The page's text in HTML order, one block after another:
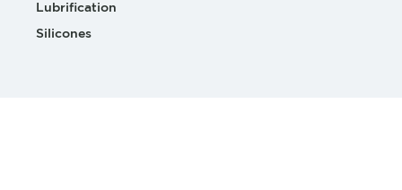
Lubrification
Silicones